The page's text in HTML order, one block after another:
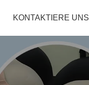
KONTAKTIERE UNS